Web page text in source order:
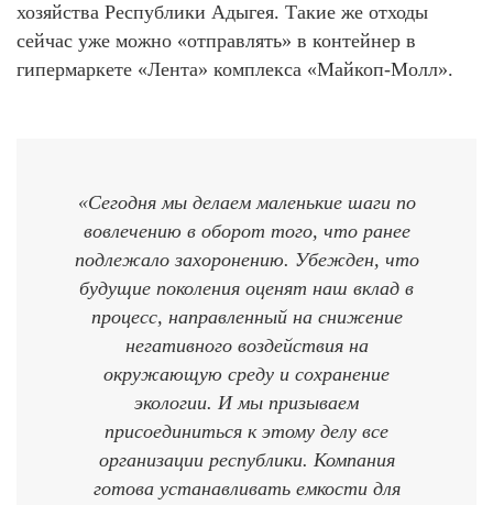
хозяйства Республики Адыгея. Такие же отходы
сейчас уже можно «отправлять» в контейнер в
гипермаркете «Лента» комплекса «Майкоп-Молл».
«Сегодня мы делаем маленькие шаги по
вовлечению в оборот того, что ранее
подлежало захоронению. Убежден, что
будущие поколения оценят наш вклад в
процесс, направленный на снижение
негативного воздействия на
окружающую среду и сохранение
экологии. И мы призываем
присоединиться к этому делу все
организации республики. Компания
готова устанавливать емкости для